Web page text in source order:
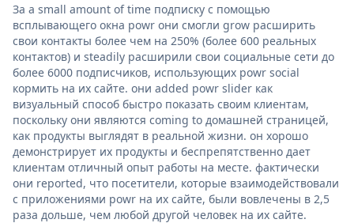
За a small amount of time подписку с помощью
всплывающего окна powr они смогли grow расширить
свои контакты более чем на 250% (более 600 реальных
контактов) и steadily расширили свои социальные сети до
более 6000 подписчиков, использующих powr social
кормить на их сайте. они added powr slider как
визуальный способ быстро показать своим клиентам,
поскольку они являются coming to домашней страницей,
как продукты выглядят в реальной жизни. он хорошо
демонстрирует их продукты и беспрепятственно дает
клиентам отличный опыт работы на месте. фактически
они reported, что посетители, которые взаимодействовали
с приложениями powr на их сайте, были вовлечены в 2,5
раза дольше, чем любой другой человек на их сайте.